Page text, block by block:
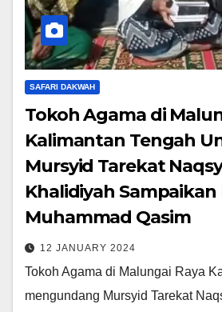
SAFARI DAKWAH
Tokoh Agama di
Kalimantan Tengah
Mursyid Tarekat
Khalidiyah Sampaikan
Muhammad Qasim
12 JANUARY 2024
Tokoh Agama di Malungai Raya
mengundang Mursyid Tarekat